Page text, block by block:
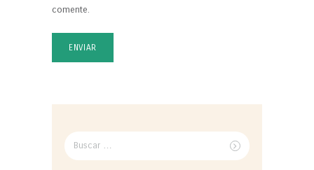
comente.
Buscar
por: